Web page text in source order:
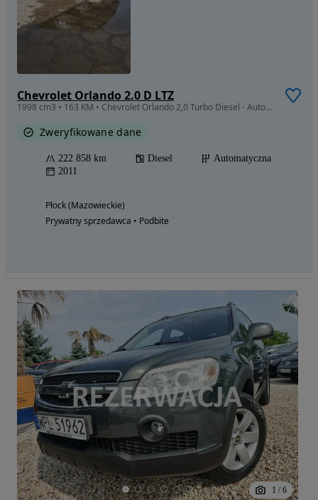
Chevrolet Orlando 2.0 D LTZ
1998 cm3 • 163 KM • Chevrolet Orlando 2,0 Turbo Diesel - Automat - 7 osobowy - super stan
Zweryfikowane dane
222 858 km Diesel
Automatyczna
2011
Płock (Mazowieckie)
Prywatny sprzedawca • Podbite
1 / 6